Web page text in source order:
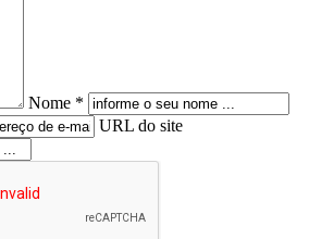
Nome *
URL do site